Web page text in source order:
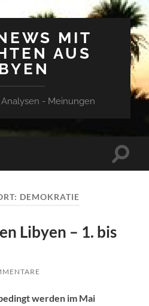
MIT
AUS
- Meinungen
DEMOKRATIE
Libyen – 1. bis
werden im Mai